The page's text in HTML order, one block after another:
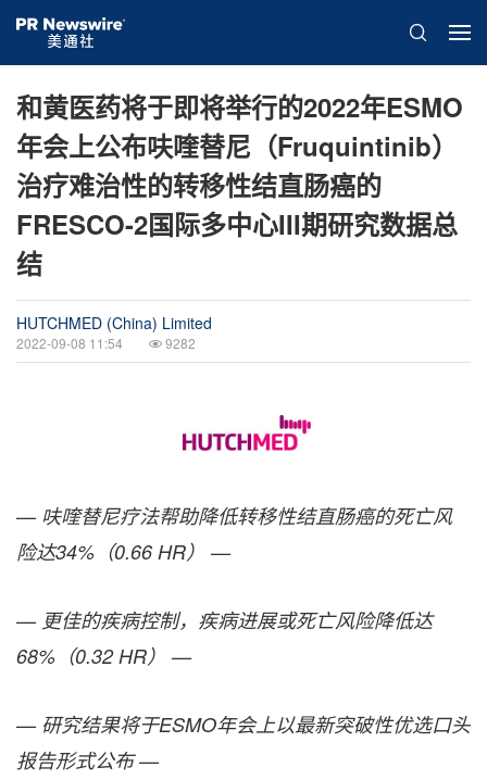
和黄医药将于即将举行的2022年ESMO
年会上公布呋喹替尼（Fruquintinib）
治疗难治性的转移性结直肠癌的
FRESCO-2国际多中心III期研究数据总
结
HUTCHMED (China) Limited
2022-09-08 11:54 9282
— 呋喹替尼疗法帮助降低转移性结直肠癌的死亡风
险达34%（0.66 HR） —
— 更佳的疾病控制，疾病进展或死亡风险降低达
68%（0.32 HR） —
— 研究结果将于ESMO年会上以最新突破性优选口头
报告形式公布—